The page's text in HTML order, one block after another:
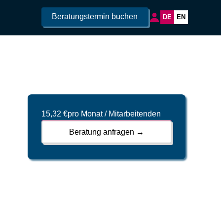
Beratungstermin buchen DE EN
15,32 €pro Monat / Mitarbeitenden
Beratung anfragen →